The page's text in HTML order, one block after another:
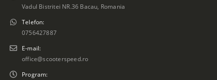
Vadul Bistritei NR.36 Bacau, Romania
Telefon:
0756427887
E-mail:
office@scooterspeed.ro
Program: